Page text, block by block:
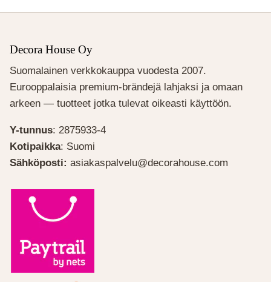
Decora House Oy
Suomalainen verkkokauppa vuodesta 2007.
Eurooppalaisia premium-brändejä lahjaksi ja omaan
arkeen — tuotteet jotka tulevat oikeasti käyttöön.
Y-tunnus: 2875933-4
Kotipaikka: Suomi
Sähköposti: asiakaspalvelu@decorahouse.com